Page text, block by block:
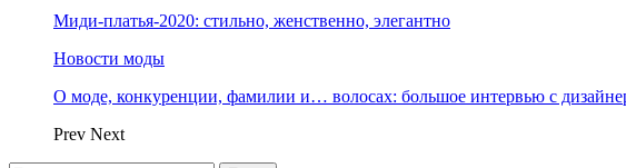
Миди-платья-2020: стильно, женственно, элегантно
Новости моды
О моде, конкуренции, фамилии и… волосах: большое интервью с
Prev Next